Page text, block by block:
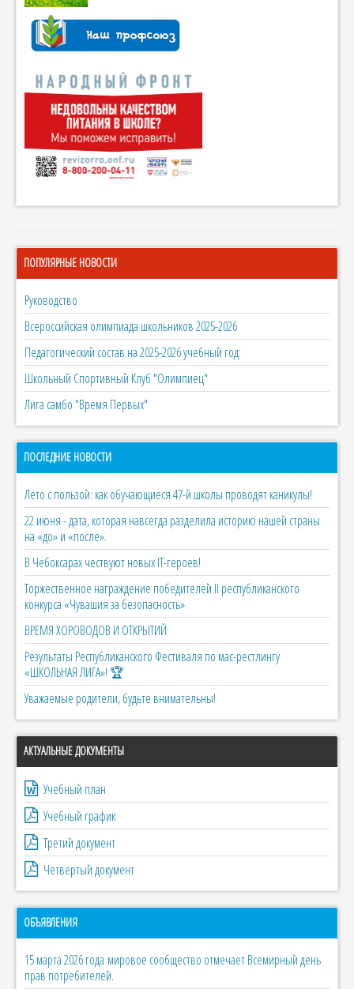
ПОПУЛЯРНЫЕ НОВОСТИ
Руководство
Всероссийская олимпиада школьников 2025-2026
Педагогический состав на 2025-2026 учебный год:
Школьный Спортивный Клуб "Олимпиец"
Лига самбо "Время Первых"
ПОСЛЕДНИЕ НОВОСТИ
Лето с пользой: как обучающиеся 47-й школы проводят каникулы!
22 июня - дата, которая навсегда разделила историю нашей страны
на «до» и «после».
В Чебоксарах чествуют новых IT-героев!
Торжественное награждение победителей II республиканского
конкурса «Чувашия за безопасность»
ВРЕМЯ ХОРОВОДОВ И ОТКРЫТИЙ
Результаты Республиканского Фестиваля по мас-рестлингу
«ШКОЛЬНАЯ ЛИГА»! 🏆
Уважаемые родители, будьте внимательны!
АКТУАЛЬНЫЕ ДОКУМЕНТЫ
Учебный план
Учебный график
Третий документ
Четвертый документ
ОБЪЯВЛЕНИЯ
15 марта 2026 года мировое сообщество отмечает Всемирный день
прав потребителей.